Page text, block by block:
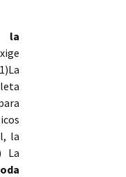
la
la
La